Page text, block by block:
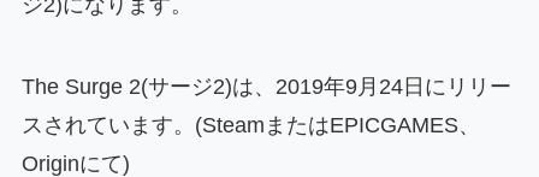
The Surge 2(サージ2)は、2019年9月24日にリリー
スされています。(SteamまたはEPICGAMES、
Originにて)